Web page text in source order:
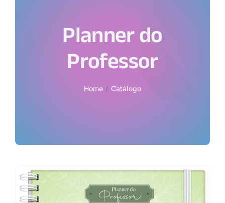
Planner do
Professor
Home Catálogo